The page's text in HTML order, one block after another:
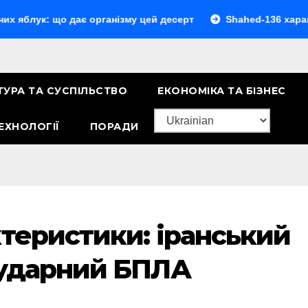
дає організму цей десерт Shahed-136
ТА СУСПІЛЬСТВО ЕКОНОМІКА ТА БІЗНЕС
ПОРАДИ
іранський
БПЛА